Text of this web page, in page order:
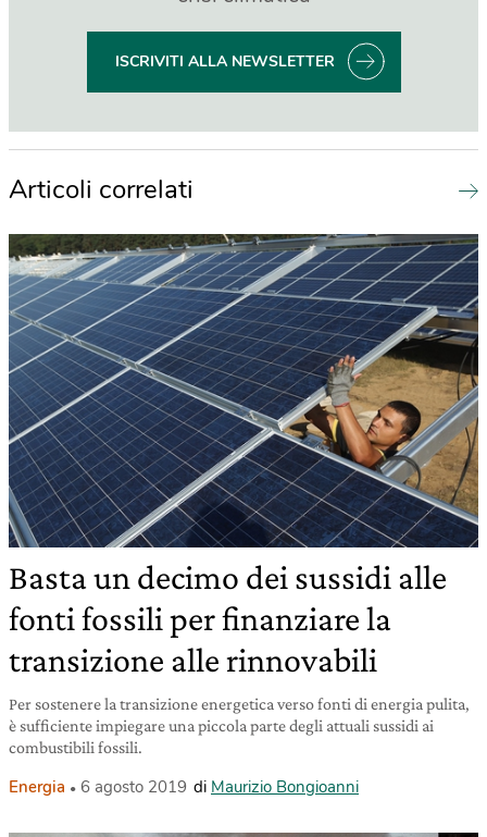
ISCRIVITI ALLA NEWSLETTER
Articoli correlati
Basta un decimo dei sussidi alle
fonti fossili per finanziare la
transizione alle rinnovabili
Per sostenere la transizione energetica verso fonti di energia pulita,
è sufficiente impiegare una piccola parte degli attuali sussidi ai
combustibili fossili.
Energia 6 agosto 2019 di Maurizio Bongioanni